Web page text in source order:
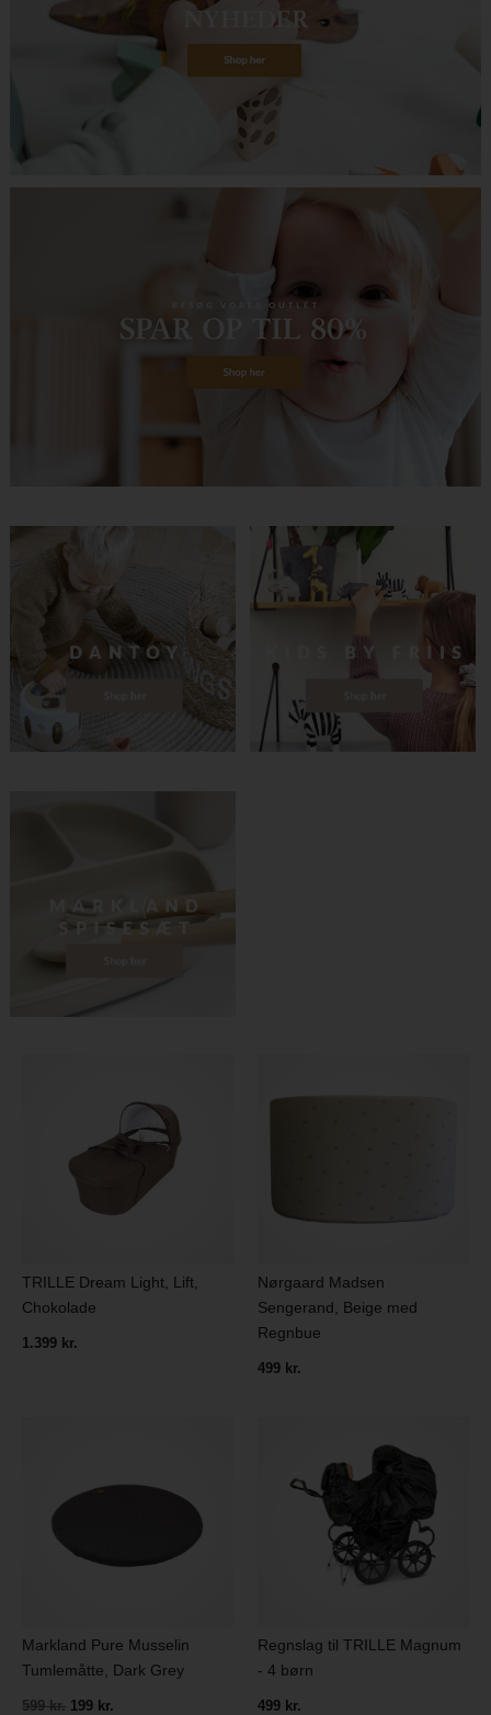
TRILLE Dream Light, Lift,
Chokolade
1.399 kr.
Nørgaard Madsen
Sengerand, Beige med
Regnbue
499 kr.
Markland Pure Musselin
Tumlemåtte, Dark Grey
599 kr. 199 kr.
Regnslag til TRILLE Magnum
- 4 børn
499 kr.